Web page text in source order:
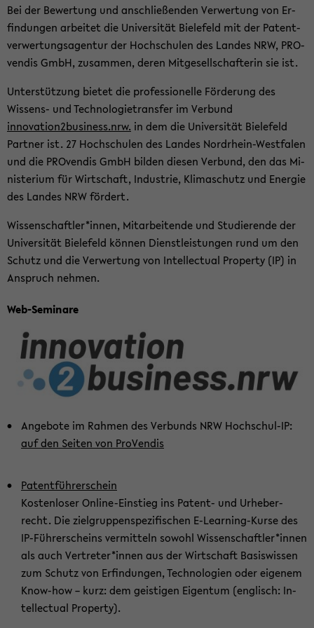
Bei der Be­wer­tung und an­schlie­ßen­den Ver­wer­tung von Er­
fin­dun­gen ar­bei­tet die Uni­ver­si­tät Bie­le­feld mit der Pa­tent­
ver­wer­tungs­agen­tur der Hoch­schu­len des Lan­des NRW, PRO­
ven­dis GmbH, zu­sam­men, deren Mit­ge­sell­schaf­te­rin sie ist.
Un­ter­stüt­zung bie­tet die pro­fes­sio­nel­le För­de­rung des
Wissens-​ und Tech­no­lo­gie­trans­fer im Ver­bund
innovation2business.nrw. in dem die Uni­ver­si­tät Bie­le­feld
Part­ner ist. 27 Hoch­schu­len des Lan­des Nordrhein-​Westfalen
und die PRO­ven­dis GmbH bil­den die­sen Ver­bund, den das Mi­
nis­te­ri­um für Wirt­schaft, In­dus­trie, Kli­ma­schutz und En­er­gie
des Lan­des NRW för­dert.
Wis­sen­schaft­ler*innen, Mit­ar­bei­ten­de und Stu­die­ren­de der
Uni­ver­si­tät Bie­le­feld kön­nen Dienst­leis­tun­gen rund um den
Schutz und die Ver­wer­tung von In­tel­lec­tu­al Pro­per­ty (IP) in
An­spruch neh­men.
Web-​Seminare
An­ge­bo­te im Rah­men des Ver­bunds NRW Hochschul-​IP:
auf den Sei­ten von Pro­Ven­dis
Pa­tent­füh­rer­schein
Kos­ten­lo­ser Online-​Einstieg ins Patent-​ und Ur­he­ber­
recht. Die ziel­grup­pen­spe­zi­fi­schen E-​Learning-Kurse des
IP-​Führerscheins ver­mit­teln so­wohl Wis­sen­schaft­ler*innen
als auch Ver­tre­ter*innen aus der Wirt­schaft Ba­sis­wis­sen
zum Schutz von Er­fin­dun­gen, Tech­no­lo­gien oder ei­ge­nem
Know-​how – kurz: dem geis­ti­gen Ei­gen­tum (eng­lisch: In­
tel­lec­tu­al Pro­per­ty).